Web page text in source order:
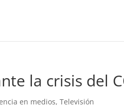
la crisis del
en medios,Televisión